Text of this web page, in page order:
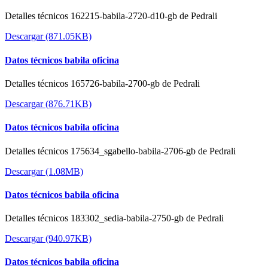
Detalles técnicos 162215-babila-2720-d10-gb de Pedrali
Descargar (871.05KB)
Datos técnicos babila oficina
Detalles técnicos 165726-babila-2700-gb de Pedrali
Descargar (876.71KB)
Datos técnicos babila oficina
Detalles técnicos 175634_sgabello-babila-2706-gb de Pedrali
Descargar (1.08MB)
Datos técnicos babila oficina
Detalles técnicos 183302_sedia-babila-2750-gb de Pedrali
Descargar (940.97KB)
Datos técnicos babila oficina